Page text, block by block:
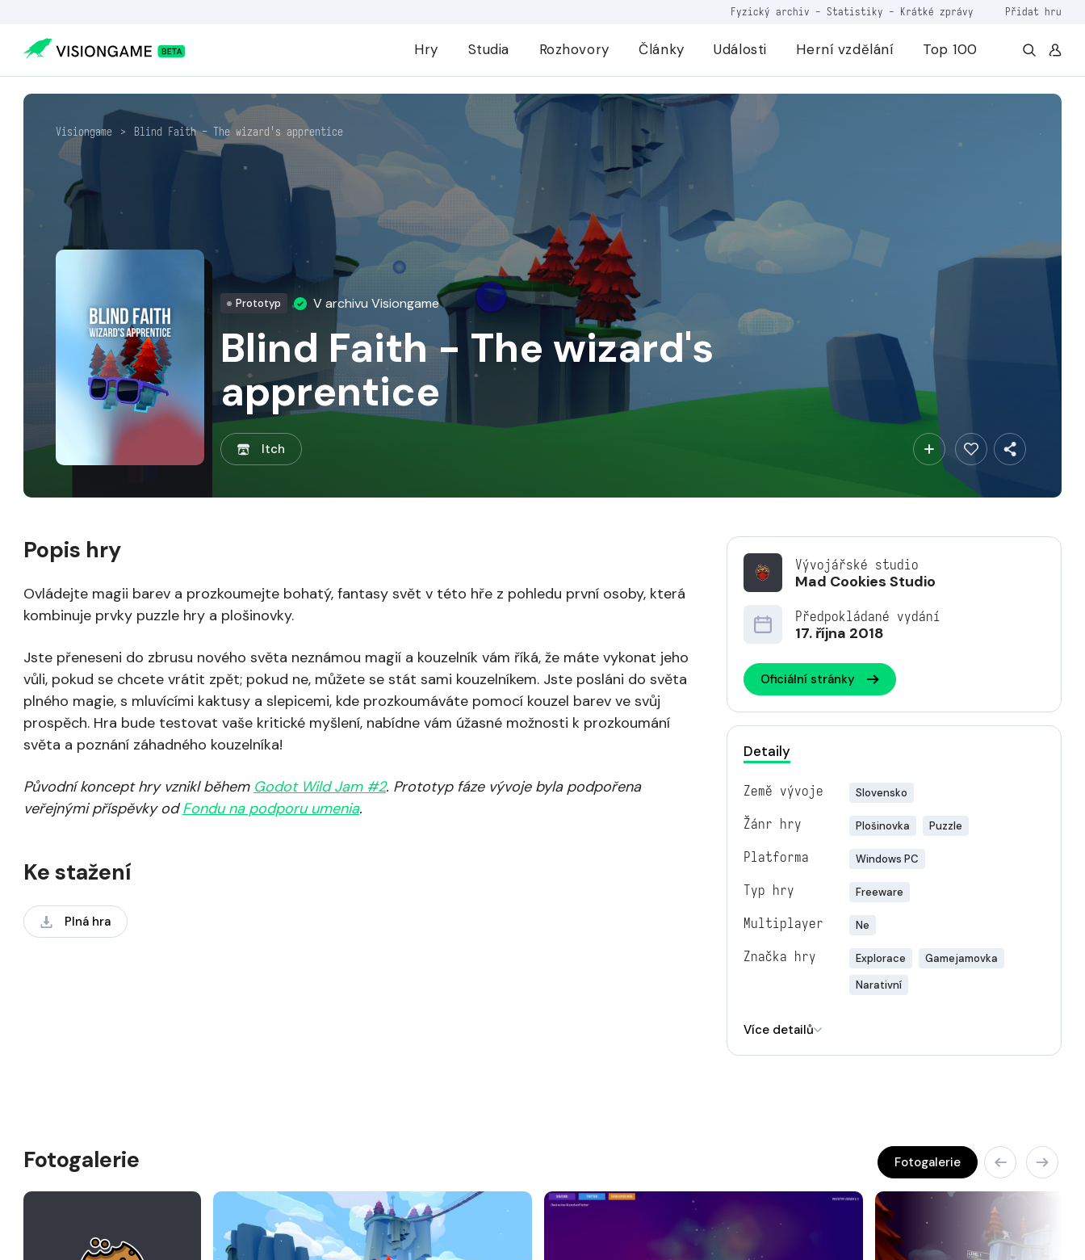
Fyzický archiv - Statistiky - Krátké zprávy Přidat hru
Hry Studia Rozhovory Články Události Herní vzdělání Top 100
Visiongame > Blind Faith - The wizard's apprentice
Prototyp V archivu Visiongame
Blind Faith - The wizard's
apprentice
Itch
Vývojářské studio
Mad Cookies Studio
Předpokládané vydání
17. října 2018
Oficiální stránky
Detaily
Země vývoje Slovensko
Žánr hry Plošinovka Puzzle
Platforma Windows PC
Typ hry Freeware
Multiplayer Ne
Značka hry Explorace
Gamejamovka
Narativní
Více detailů
Popis hry
Ovládejte magii barev a prozkoumejte bohatý, fantasy svět v této hře z pohledu první osoby, která
kombinuje prvky puzzle hry a plošinovky.
Jste přeneseni do zbrusu nového světa neznámou magií a kouzelník vám říká, že máte vykonat jeho
vůli, pokud se chcete vrátit zpět; pokud ne, můžete se stát sami kouzelníkem. Jste posláni do světa
plného magie, s mluvícími kaktusy a slepicemi, kde prozkoumáváte pomocí kouzel barev ve svůj
prospěch. Hra bude testovat vaše kritické myšlení, nabídne vám úžasné možnosti k prozkoumání
světa a poznání záhadného kouzelníka!
Původní koncept hry vznikl během Godot Wild Jam #2. Prototyp fáze vývoje byla podpořena
veřejnými příspěvky odFondu na podporu umenia.
Ke stažení
Plná hra
Fotogalerie Fotogalerie